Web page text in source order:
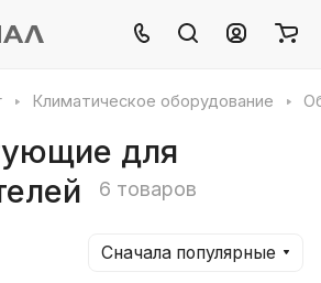
Климатическое оборудование
для
6 товаров
Сначала популярные